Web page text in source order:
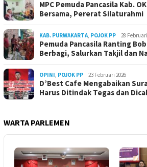
MPC Pemuda Pancasila Kab.
Bersama, Pererat Silaturahmi
KAB. PURWAKARTA POJOK PP 28
Pemuda Pancasila Ranting
Berbagi, Salurkan Takjil dan
OPINI POJOK PP 23 Februari 2026
D’Best Cafe Mengabaikan
Harus Ditindak Tegas dan
WARTA PARLEMEN